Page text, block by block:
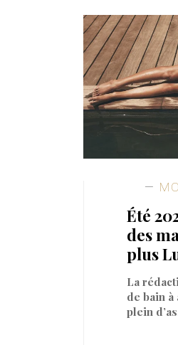
Été
des
plus
La
de bain
plein